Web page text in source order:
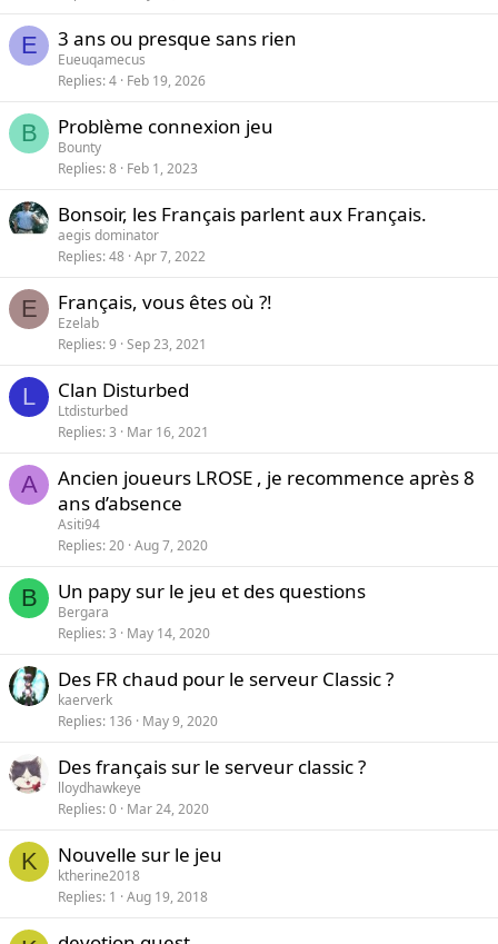
E 3 ans ou presque sans rien
Eueuqamecus
Replies 4 Feb 19, 2026
B Problème connexion jeu
Bounty
Replies 8 Feb 1, 2023
Bonsoir, les Français parlent aux Français.
aegis dominator
Replies 48 Apr 7, 2022
E Français, vous êtes où ?!
Ezelab
Replies 9 Sep 23, 2021
L Clan Disturbed
Ltdisturbed
Replies 3 Mar 16, 2021
A
Ancien joueurs LROSE , je recommence après 8
ans d’absence
Asiti94
Replies 20 Aug 7, 2020
B Un papy sur le jeu et des questions
Bergara
Replies 3 May 14, 2020
Des FR chaud pour le serveur Classic ?
kaerverk
Replies 136 May 9, 2020
Des français sur le serveur classic ?
lloydhawkeye
Replies 0 Mar 24, 2020
K Nouvelle sur le jeu
ktherine2018
Replies 1 Aug 19, 2018